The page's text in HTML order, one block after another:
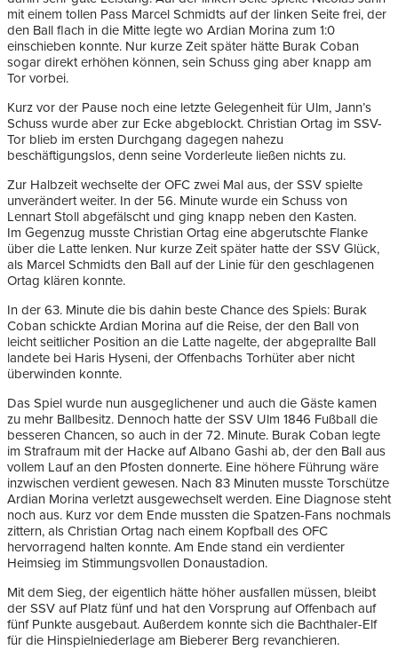
mit einem tollen Pass Marcel Schmidts auf der linken Seite frei, der
den Ball flach in die Mitte legte wo Ardian Morina zum 1:0
einschieben konnte. Nur kurze Zeit später hätte Burak Coban
sogar direkt erhöhen können, sein Schuss ging aber knapp am
Tor vorbei.
Kurz vor der Pause noch eine letzte Gelegenheit für Ulm, Jann’s
Schuss wurde aber zur Ecke abgeblockt. Christian Ortag im SSV-
Tor blieb im ersten Durchgang dagegen nahezu
beschäftigungslos, denn seine Vorderleute ließen nichts zu.
Zur Halbzeit wechselte der OFC zwei Mal aus, der SSV spielte
unverändert weiter. In der 56. Minute wurde ein Schuss von
Lennart Stoll abgefälscht und ging knapp neben den Kasten.
Im Gegenzug musste Christian Ortag eine abgerutschte Flanke
über die Latte lenken. Nur kurze Zeit später hatte der SSV Glück,
als Marcel Schmidts den Ball auf der Linie für den geschlagenen
Ortag klären konnte.
In der 63. Minute die bis dahin beste Chance des Spiels: Burak
Coban schickte Ardian Morina auf die Reise, der den Ball von
leicht seitlicher Position an die Latte nagelte, der abgeprallte Ball
landete bei Haris Hyseni, der Offenbachs Torhüter aber nicht
überwinden konnte.
Das Spiel wurde nun ausgeglichener und auch die Gäste kamen
zu mehr Ballbesitz. Dennoch hatte der SSV Ulm 1846 Fußball die
besseren Chancen, so auch in der 72. Minute. Burak Coban legte
im Strafraum mit der Hacke auf Albano Gashi ab, der den Ball aus
vollem Lauf an den Pfosten donnerte. Eine höhere Führung wäre
inzwischen verdient gewesen. Nach 83 Minuten musste Torschütze
Ardian Morina verletzt ausgewechselt werden. Eine Diagnose steht
noch aus. Kurz vor dem Ende mussten die Spatzen-Fans nochmals
zittern, als Christian Ortag nach einem Kopfball des OFC
hervorragend halten konnte. Am Ende stand ein verdienter
Heimsieg im Stimmungsvollen Donaustadion.
Mit dem Sieg, der eigentlich hätte höher ausfallen müssen, bleibt
der SSV auf Platz fünf und hat den Vorsprung auf Offenbach auf
fünf Punkte ausgebaut. Außerdem konnte sich die Bachthaler-Elf
für die Hinspielniederlage am Bieberer Berg revanchieren.